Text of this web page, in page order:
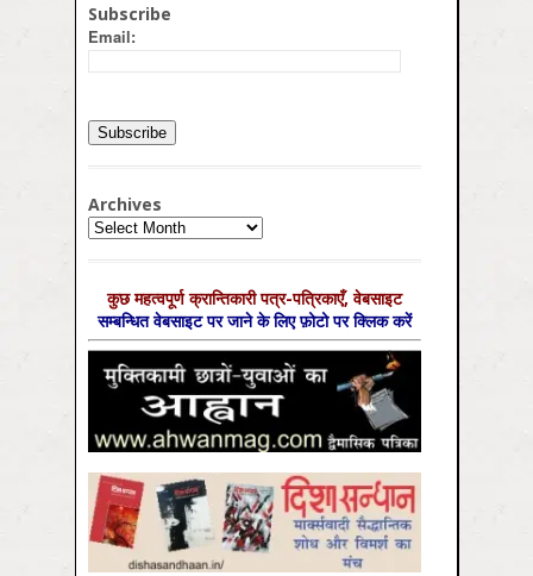
Subscribe
Email:
Archives
Archives
कुछ महत्‍वपूर्ण क्रान्तिकारी पत्र-पत्रिकाएँ, वेबसाइट
सम्‍बन्धित वेबसाइट पर जाने के लिए फ़ोटो पर क्लिक करें